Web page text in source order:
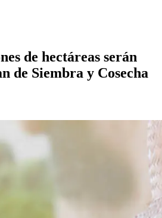
de hectáreas serán
de Siembra y Cosecha